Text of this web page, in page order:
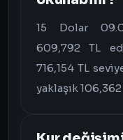
15 Dolar
609,792 TL
716,154 TL
yaklaşık